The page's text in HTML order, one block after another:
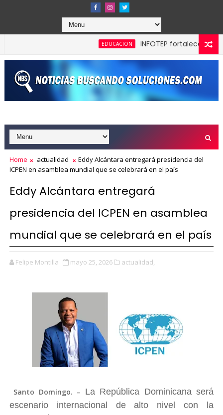
EDUCACION
INFOTEP fortalece la cultura
la máxima calificación crediticia AAA.do de Moody's Local
Home actualidad
Eddy Alcántara entregará presidencia del
ICPEN en asamblea mundial que se celebrará en el país
Eddy Alcántara entregará
presidencia del ICPEN en asamblea
mundial que se celebrará en el país
Felipe Montilla mayo 25, 2026 actualidad,
Santo Domingo. – La República Dominicana será
escenario internacional de alto nivel con la